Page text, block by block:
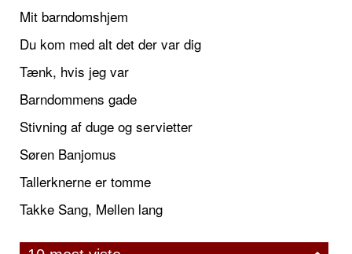
Mit barndomshjem
Du kom med alt det der var dig
Tænk, hvis jeg var
Barndommens gade
Stivning af duge og servietter
Søren Banjomus
Tallerknerne er tomme
Takke Sang, Mellen lang